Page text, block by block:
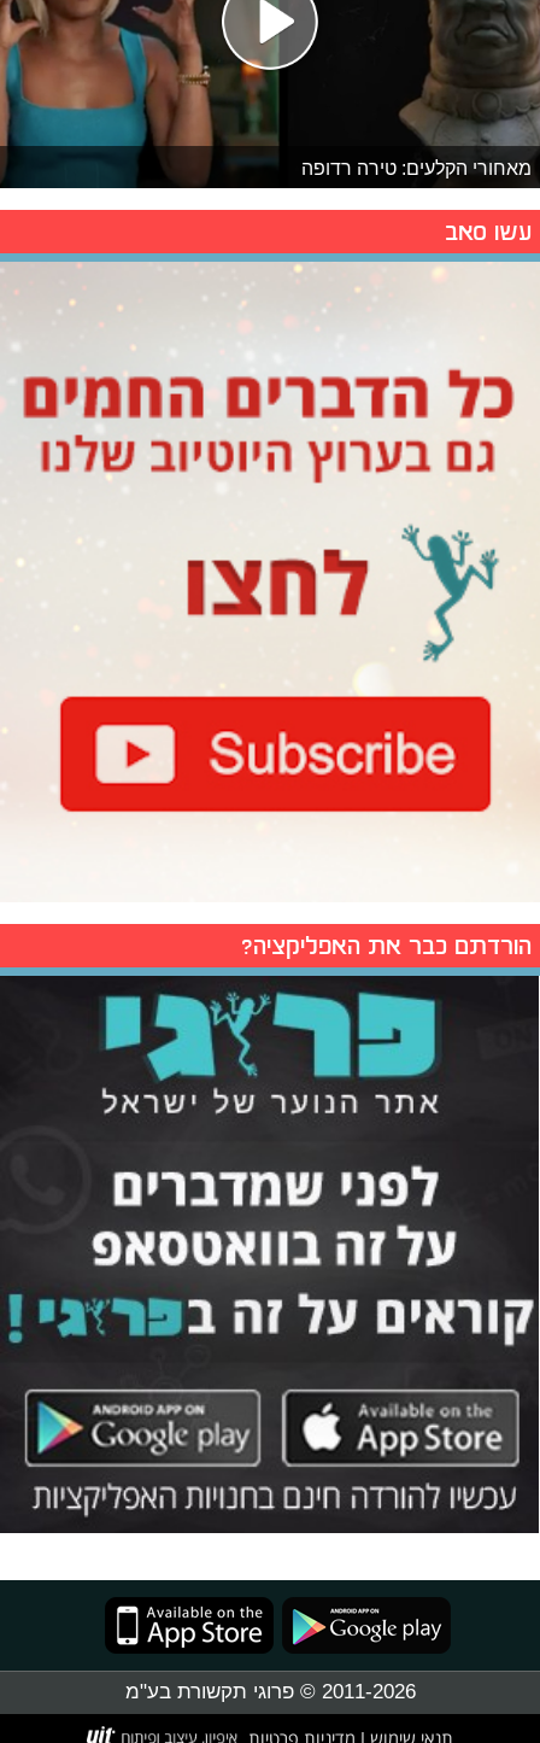
מאחורי הקלעים: טירה רדופה
עשו סאב
הורדתם כבר את האפליקציה?
2011-2026 © פרוגי תקשורת בע"מ
תנאי שימוש מדיניות פרטיות